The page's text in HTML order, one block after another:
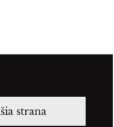
strana